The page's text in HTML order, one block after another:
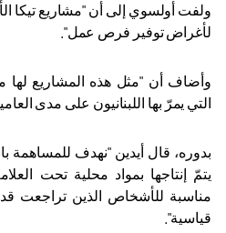
ولفت أولسوي إلى أن "مشاريع تيكا
لأغراض توفير فرص عمل".
وأضاف أن "مثل هذه المشاريع لها
التي يمرّ بها اللبنانيون على مدى
بدوره، قال أيدين "نهدف للمساهمة
يتمّ إنتاجها بمواد محلية تحت
مناسبة للأشخاص الذين تراجعت
قياسية".